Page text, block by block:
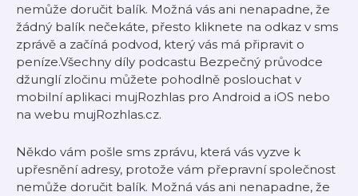
nemůže doručit balík. Možná vás ani nenapadne, že
žádný balík nečekáte, přesto kliknete na odkaz v sms
zprávě a začíná podvod, který vás má připravit o
peníze.Všechny díly podcastu Bezpečný průvodce
džunglí zločinu můžete pohodlně poslouchat v
mobilní aplikaci mujRozhlas pro Android a iOS nebo
na webu mujRozhlas.cz.
Někdo vám pošle sms zprávu, která vás vyzve k
upřesnění adresy, protože vám přepravní společnost
nemůže doručit balík. Možná vás ani nenapadne, že